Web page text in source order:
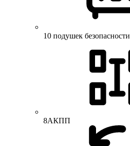
10 подушек безопасности
8АКПП